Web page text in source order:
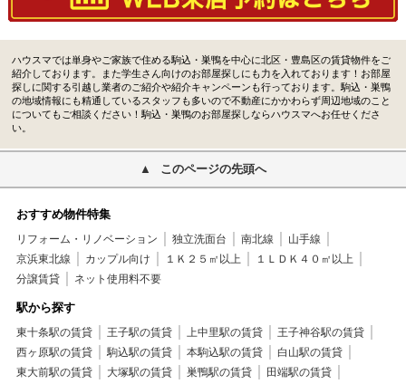
ハウスマでは単身やご家族で住める駒込・巣鴨を中心に北区・豊島区の賃貸物件をご
紹介しております。また学生さん向けのお部屋探しにも力を入れております！お部屋
探しに関する引越し業者のご紹介や紹介キャンペーンも行っております。駒込・巣鴨
の地域情報にも精通しているスタッフも多いので不動産にかかわらず周辺地域のこと
についてもご相談ください！駒込・巣鴨のお部屋探しならハウスマへお任せくださ
い。
このページの先頭へ
おすすめ物件特集
リフォーム・リノベーション 独立洗面台 南北線
山手線
京浜東北線
カップル向け １Ｋ２５㎡以上
１ＬＤＫ４０㎡以上
分譲賃貸
ネット使用料不要
駅から探す
東十条駅の賃貸 王子駅の賃貸 上中里駅の賃貸
王子神谷駅の賃貸
西ヶ原駅の賃貸
駒込駅の賃貸 本駒込駅の賃貸
白山駅の賃貸
東大前駅の賃貸
大塚駅の賃貸 巣鴨駅の賃貸
田端駅の賃貸